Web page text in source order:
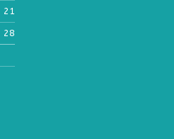
21
28